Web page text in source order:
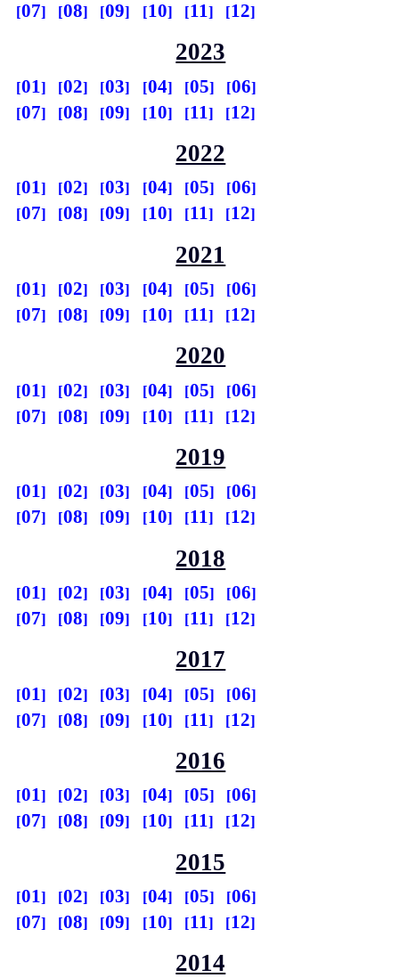
07 08 09 10 11 12
2023
01 02 03 04 05
06
07
08 09 10 11 12
2022
01 02 03 04 05
06
07
08 09 10 11 12
2021
01 02 03 04 05
06
07
08 09 10 11 12
2020
01 02 03 04 05
06
07
08 09 10 11 12
2019
01 02 03 04 05
06
07
08 09 10 11 12
2018
01 02 03 04 05
06
07
08 09 10 11 12
2017
01 02 03 04 05
06
07
08 09 10 11 12
2016
01 02 03 04 05
06
07
08 09 10 11 12
2015
01 02 03 04 05
06
07
08 09 10 11 12
2014